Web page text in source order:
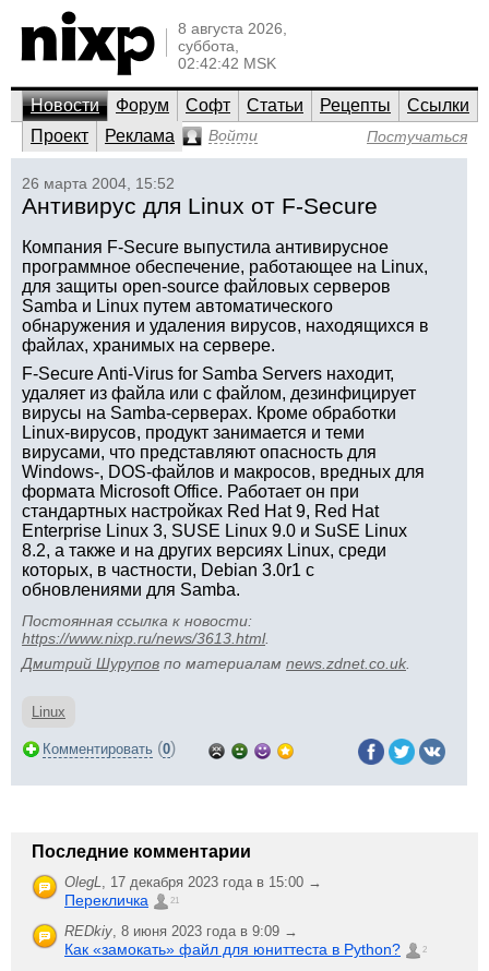
8 августа 2026,
суббота,
02:42:42 MSK
Новости Форум Софт Статьи Рецепты
Ссылки
Проект
Реклама Войти Постучаться
26 марта 2004, 15:52
Антивирус для Linux от F-Secure
Компания F-Secure выпустила антивирусное
программное обеспечение, работающее на Linux,
для защиты open-source файловых серверов
Samba и Linux путем автоматического
обнаружения и удаления вирусов, находящихся в
файлах, хранимых на сервере.
F-Secure Anti-Virus for Samba Servers находит,
удаляет из файла или с файлом, дезинфицирует
вирусы на Samba-серверах. Кроме обработки
Linux-вирусов, продукт занимается и теми
вирусами, что представляют опасность для
Windows-, DOS-файлов и макросов, вредных для
формата Microsoft Office. Работает он при
стандартных настройках Red Hat 9, Red Hat
Enterprise Linux 3, SUSE Linux 9.0 и SuSE Linux
8.2, а также и на других версиях Linux, среди
которых, в частности, Debian 3.0r1 с
обновлениями для Samba.
Постоянная ссылка к новости:
https://www.nixp.ru/news/3613.html.
Дмитрий Шурупов по материалам news.zdnet.co.uk
Linux
Комментировать (0)
Последние комментарии
OlegL, 17 декабря 2023 года в 15:00 →
Перекличка 21
REDkiy, 8 июня 2023 года в 9:09 →
Как «замокать» файл для юниттеста в Python? 2